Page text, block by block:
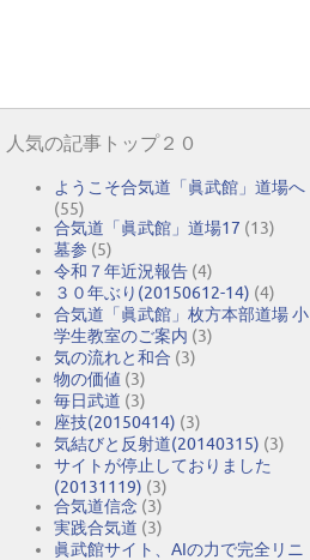
人気の記事トップ２０
ようこそ合気道「眞武館」道場へ
(55)
合気道「眞武館」道場17 (13)
墓参 (5)
令和７年近況報告 (4)
３０年ぶり(20150612-14) (4)
合気道「眞武館」枚方本部道場 小
学生教室のご案内 (3)
気の流れと和合 (3)
物の価値 (3)
毎日武道 (3)
座技(20150414) (3)
気結びと反射道(20140315) (3)
サイトが停止しておりました
(20131119) (3)
合気道信念 (3)
実践合気道 (3)
眞武館サイト、AIの力で完全リニ